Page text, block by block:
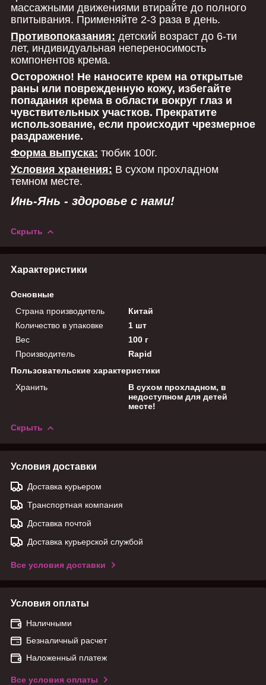
массажными движениями втирайте до полного
впитывания. Применяйте 2-3 раза в день.
Противопоказания: детский возраст до 6-ти
лет, индивидуальная непереносимость
компонентов крема.
Осторожно! Не наносите крем на открытые
раны или поврежденную кожу, избегайте
попадания крема в области вокруг глаз и
чувствительных участков. Прекратите
использование, если происходит чрезмерное
раздражение.
Форма выпуска: тюбик 100г.
Условия хранения: В сухом прохладном
темном месте.
Инь-Янь - здоровье с нами!
Скрыть
Характеристики
Основные
Страна производитель
Китай
Количество в упаковке
1 шт
Вес
100 г
Производитель
Rapid
Пользовательские характеристики
Хранить
В сухом прохладном, в
недоступном для детей
месте!
Скрыть
Условия доставки
Доставка курьером
Транспортная компания
Доставка почтой
Доставка курьерской службой
Все условия доставки
Условия оплаты
Наличными
Безналичный расчет
Наложенный платеж
Все условия оплаты